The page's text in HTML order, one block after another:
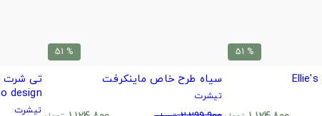
% 51
% 51
سیاه طرح خاص ماینکرفت
تیشرت
design
تیشرت